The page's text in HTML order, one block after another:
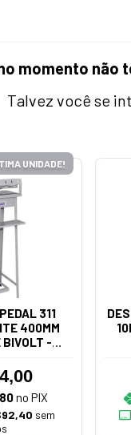
momento
Talvez você se
UNIDADE!
311
400MM
BIVOLT -
no PIX
sem